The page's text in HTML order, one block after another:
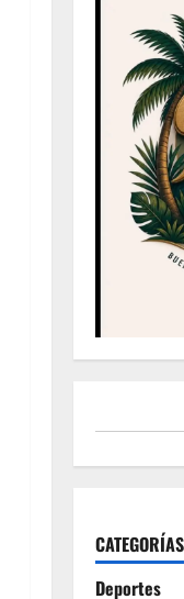
CATEGORÍAS
Deportes